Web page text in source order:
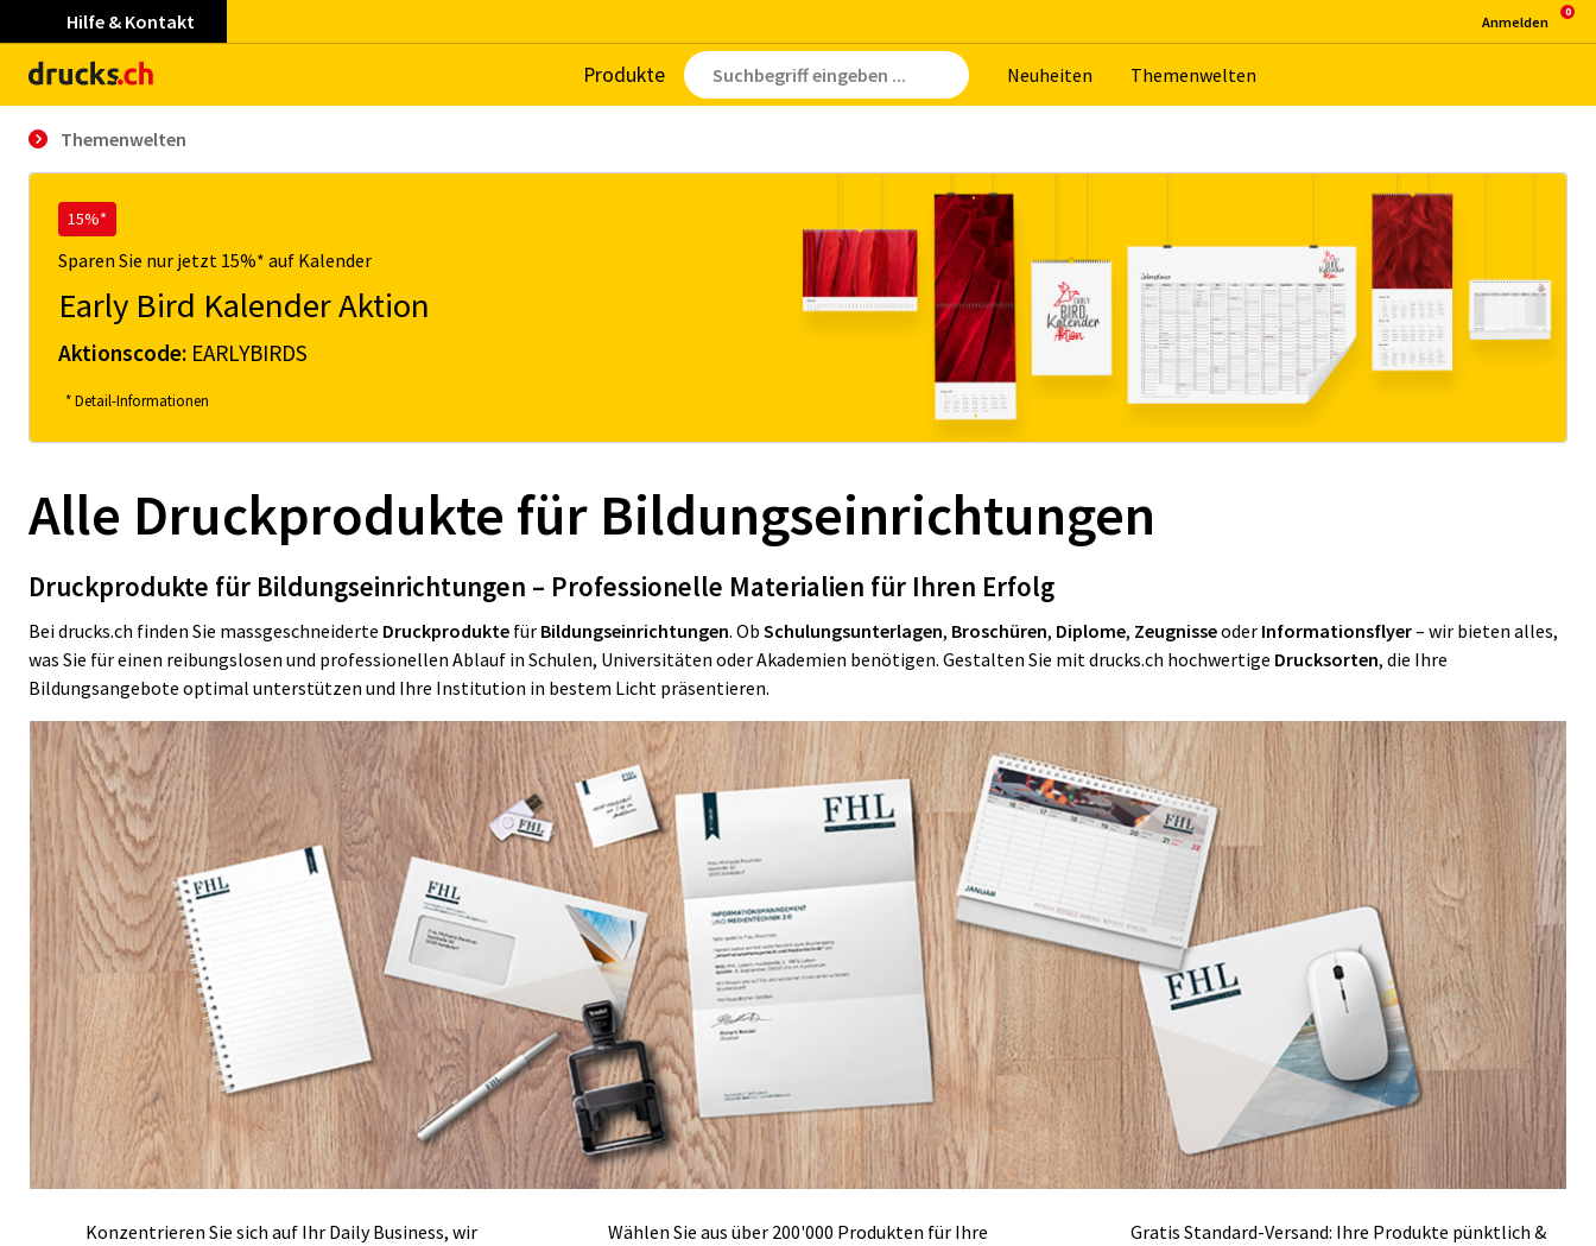
Hilfe & Kontakt
Pro­duk­te Neu­hei­ten The­men­wel­ten
An­mel­den
Themenwelten
15%*
Sparen Sie nur jetzt 15%* auf Kalender
Early Bird Kalender Aktion
Aktionscode: EARLYBIRDS
* Detail-Informationen
Alle Druckprodukte für Bildungseinrichtungen
Druckprodukte für Bildungseinrichtungen – Professionelle Materialien für Ihren Erfolg
Bei drucks.ch finden Sie massgeschneiderte Druckprodukte für Bildungseinrichtungen. Ob Schulungsunterlagen, Broschüren, Diplome, Zeugnisseoder Informationsflyer– wir bieten alles,
was Sie für einen reibungslosen und professionellen Ablauf in Schulen, Universitäten oder Akademien benötigen. Gestalten Sie mit drucks.ch hochwertige Drucksorten, die Ihre
Bildungsangebote optimal unterstützen und Ihre Institution in bestem Licht präsentieren.
Konzentrieren Sie sich auf Ihr Daily Business, wir
Wählen Sie aus über 200'000 Produkten für Ihre
Gratis Standard-Versand: Ihre Produkte pünktlich &